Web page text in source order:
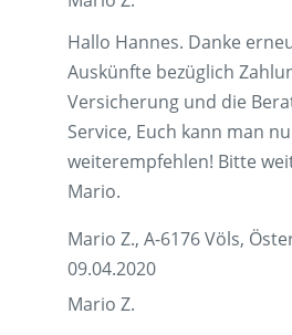
Hallo Hannes. Danke
Auskünfte bezüglich
Versicherung und die
Service, Euch kann man
weiterempfehlen! Bitte
Mario.
Mario Z., A-6176 Völs,
09.04.2020
Mario Z.